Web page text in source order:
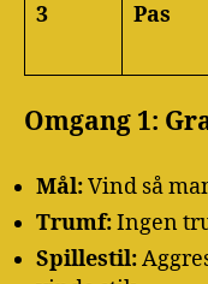
3 Pas
Omgang 1:
Mål:Vind så
Trumf:Ingen
Spillestil: